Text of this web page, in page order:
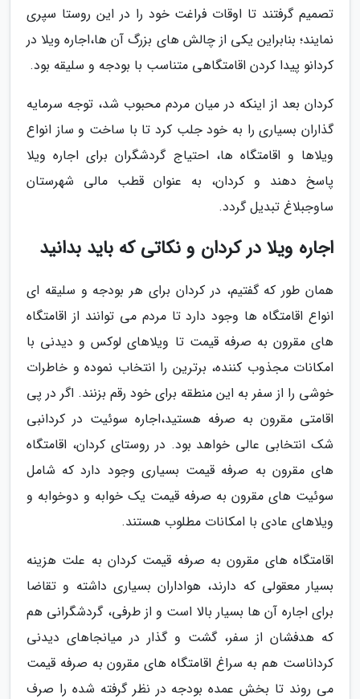
تصمیم گرفتند تا اوقات فراغت خود را در این روستا سپری
نمایند؛ بنابراین یکی از چالش های بزرگ آن ها،اجاره ویلا در
کردانو پیدا کردن اقامتگاهی متناسب با بودجه و سلیقه بود.
کردان بعد از اینکه در میان مردم محبوب شد، توجه سرمایه
گذاران بسیاری را به خود جلب کرد تا با ساخت و ساز انواع
ویلاها و اقامتگاه ها، احتیاج گردشگران برای اجاره ویلا
پاسخ دهند و کردان، به عنوان قطب مالی شهرستان
ساوجبلاغ تبدیل گردد.
اجاره ویلا در کردان و نکاتی که باید بدانید
همان طور که گفتیم، در کردان برای هر بودجه و سلیقه ای
انواع اقامتگاه ها وجود دارد تا مردم می توانند از اقامتگاه
های مقرون به صرفه قیمت تا ویلاهای لوکس و دیدنی با
امکانات مجذوب کننده، برترین را انتخاب نموده و خاطرات
خوشی را از سفر به این منطقه برای خود رقم بزنند. اگر در پی
اقامتی مقرون به صرفه هستید،اجاره سوئیت در کردانبی
شک انتخابی عالی خواهد بود. در روستای کردان، اقامتگاه
های مقرون به صرفه قیمت بسیاری وجود دارد که شامل
سوئیت های مقرون به صرفه قیمت یک خوابه و دوخوابه و
ویلاهای عادی با امکانات مطلوب هستند.
اقامتگاه های مقرون به صرفه قیمت کردان به علت هزینه
بسیار معقولی که دارند، هواداران بسیاری داشته و تقاضا
برای اجاره آن ها بسیار بالا است و از طرفی، گردشگرانی هم
که هدفشان از سفر، گشت و گذار در میانجاهای دیدنی
کرداناست هم به سراغ اقامتگاه های مقرون به صرفه قیمت
می روند تا بخش عمده بودجه در نظر گرفته شده را صرف